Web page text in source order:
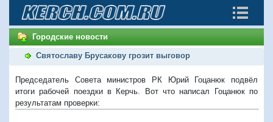
Городские новости
Святославу Брусакову грозит выговор
Председатель Совета министров РК Юрий Гоцанюк подвёл
итоги рабочей поездки в Керчь. Вот что написал Гоцанюк по
результатам проверки: